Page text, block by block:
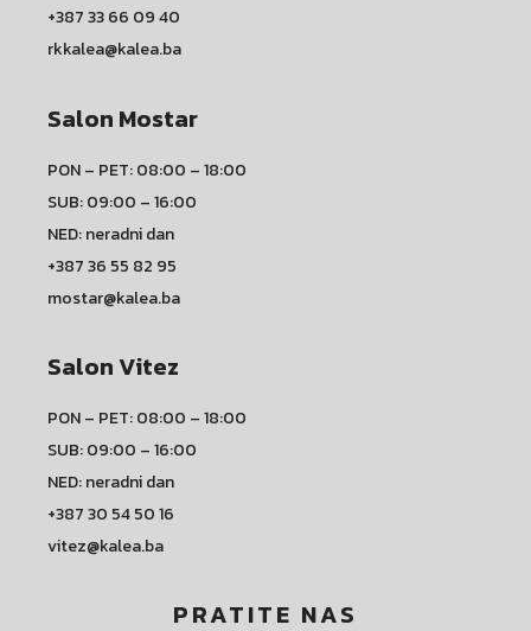
+387 33 66 09 40
rkkalea@kalea.ba
Salon Mostar
PON – PET: 08:00 – 18:00
SUB: 09:00 – 16:00
NED: neradni dan
+387 36 55 82 95
mostar@kalea.ba
Salon Vitez
PON – PET: 08:00 – 18:00
SUB: 09:00 – 16:00
NED: neradni dan
+387 30 54 50 16
vitez@kalea.ba
PRATITE NAS